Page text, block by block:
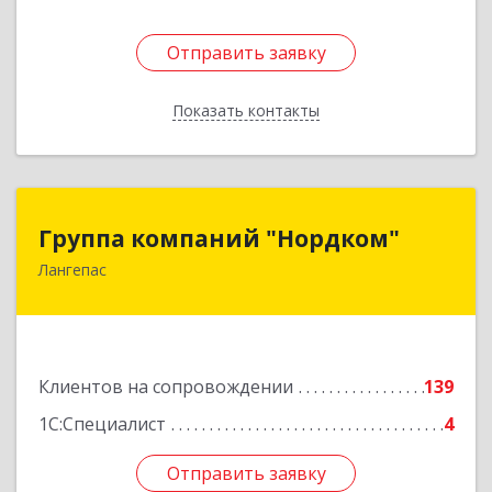
Отправить заявку
Показать контакты
Отправить заявку
Назад
Группа компаний "Нордком"
Лангепас
Клиентов на сопровождении
139
1С:Специалист
4
Отправить заявку
Группа компаний "Нордком"
628672, Тюменская обл, Лангепас г., Солнечная
Отправить заявку